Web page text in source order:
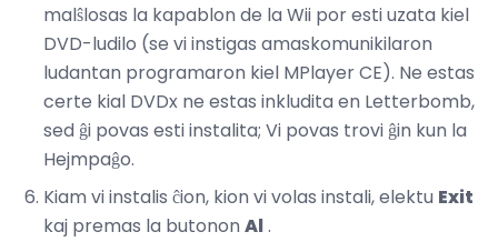
malŝlosas la kapablon de la Wii por esti uzata kiel
DVD-ludilo (se vi instigas amaskomunikilaron
ludantan programaron kiel MPlayer CE). Ne estas
certe kial DVDx ne estas inkludita en Letterbomb,
sed ĝi povas esti instalita; Vi povas trovi ĝin kun la
Hejmpaĝo.
Kiam vi instalis ĉion, kion vi volas instali, elektu Exit
kaj premas la butonon Al.